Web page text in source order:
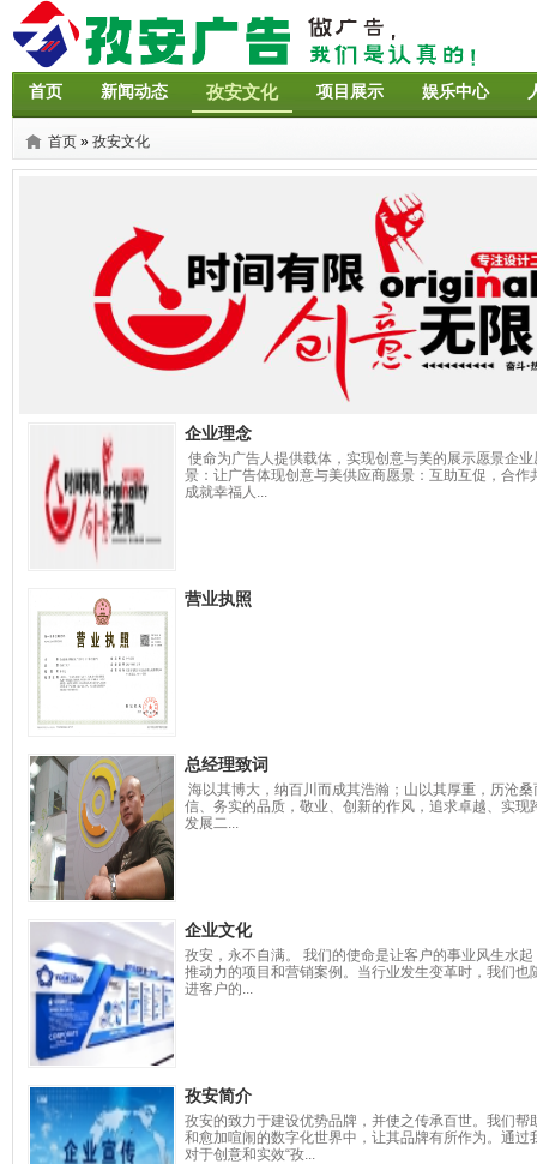
首页 新闻动态 孜安文化 项目展示 娱乐中心
首页 » 孜安文化
企业理念
使命为广告人提供载体，实现创意与美的展示愿景企
景：让广告体现创意与美供应商愿景：互助互促，合
成就幸福人...
营业执照
总经理致词
海以其博大，纳百川而成其浩瀚；山以其厚重，历沧
信、务实的品质，敬业、创新的作风，追求卓越、实
发展二...
企业文化
孜安，永不自满。 我们的使命是让客户的事业风生水
推动力的项目和营销案例。当行业发生变革时，我们
进客户的...
孜安简介
孜安的致力于建设优势品牌，并使之传承百世。我们
和愈加喧闹的数字化世界中，让其品牌有所作为。通
对于创意和实效“孜...